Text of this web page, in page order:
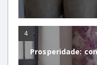
4
Prosperidade: